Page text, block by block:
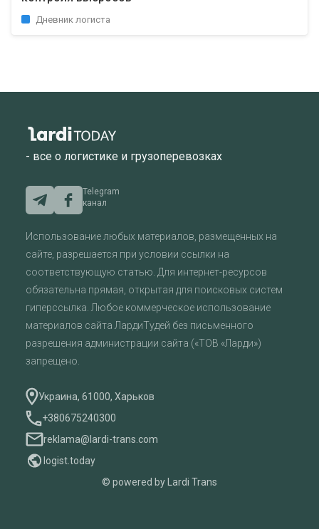
Дневник логиста
- все о логистике и грузоперевозках
Telegram
канал
Использование любых материалов, размещенных на
сайте, разрешается при условии ссылки на
соответствующую статью. Для интернет-ресурсов
обязательна прямая, открытая для поисковых систем
гиперссылка. Любое коммерческое использование
материалов сайта ЛардиТудей без письменного
разрешения администрации сайта («ТОВ «Ларди»)
запрещено.
Украина, 61000, Харьков
+380675240300
reklama@lardi-trans.com
logist.today
© powered by Lardi Trans